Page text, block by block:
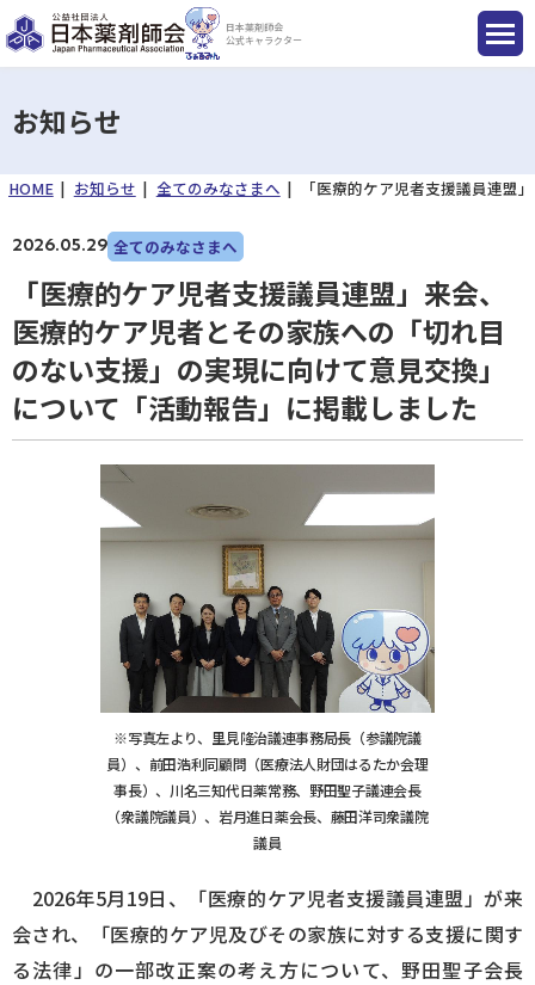
日本薬剤師会
公式キャラクター
国民のみなさまへ
薬剤師のみなさまへ
会員のみなさまへ
薬剤師を目指す方へ
入会のご案内
お知らせ
HOME お知らせ 全てのみなさまへ 「医療的ケア児者支援議員連盟
2026.05.29 全てのみなさまへ
「医療的ケア児者支援議員連盟」来会、
医療的ケア児者とその家族への「切れ目
のない支援」の実現に向けて意見交換」
について「活動報告」に掲載しました
※写真左より、里見隆治議連事務局長（参議院議
員）、前田浩利同顧問（医療法人財団はるたか会理
事長）、川名三知代日薬常務、野田聖子議連会長
（衆議院議員）、岩月進日薬会長、藤田洋司衆議院
議員
2026年5月19日、「医療的ケア児者支援議員連盟」が来
会され、「医療的ケア児及びその家族に対する支援に関す
る法律」の一部改正案の考え方について、野田聖子会長